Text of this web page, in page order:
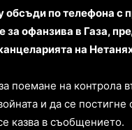
обсъди по телефона с
офанзива в Газа,
на
поемане на контрола
и да се
казва в съобщението.